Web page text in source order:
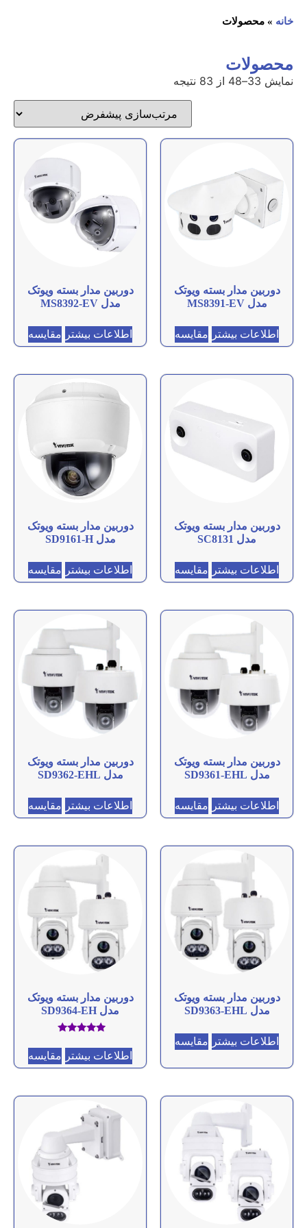
خانه » محصولات
محصولات
نمایش 33–48 از 83 نتیجه
دوربین مدار بسته ویوتک
مدل MS8391-EV
اطلاعات بیشتر مقایسه
دوربین مدار بسته ویوتک
مدل MS8392-EV
اطلاعات بیشتر مقایسه
دوربین مدار بسته ویوتک
مدل SC8131
اطلاعات بیشتر مقایسه
دوربین مدار بسته ویوتک
مدل SD9161-H
اطلاعات بیشتر مقایسه
دوربین مدار بسته ویوتک
مدل SD9361-EHL
اطلاعات بیشتر مقایسه
دوربین مدار بسته ویوتک
مدل SD9362-EHL
اطلاعات بیشتر مقایسه
دوربین مدار بسته ویوتک
مدل SD9363-EHL
اطلاعات بیشتر مقایسه
دوربین مدار بسته ویوتک
مدل SD9364-EH
5.00
از 5
اطلاعات بیشتر مقایسه